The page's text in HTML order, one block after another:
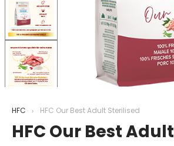
HFC HFC Our Best Adult Sterilised
HFC Our Best Adult